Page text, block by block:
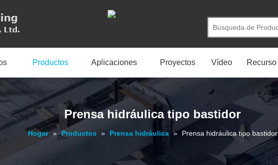
Productos Aplicaciones Proyectos Vídeo Recurso
Prensa hidráulica tipo bastidor
Hogar » Productos » Prensa hidráulica » Prensa hidráulica tipo bastidor